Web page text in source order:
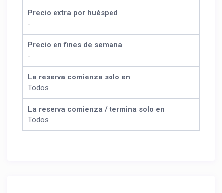
Precio extra por huésped
-
Precio en fines de semana
-
La reserva comienza solo en
Todos
La reserva comienza / termina solo en
Todos